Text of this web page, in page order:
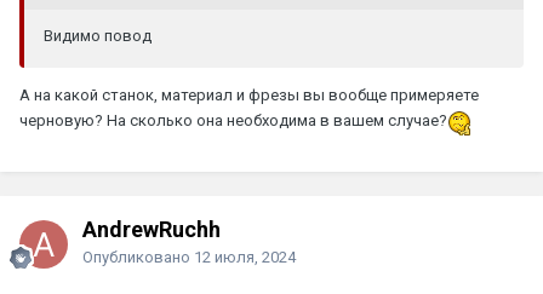
Видимо повод
А на какой станок, материал и фрезы вы вообще примеряете
черновую? На сколько она необходима в вашем случае?
AndrewRuchh
Опубликовано 12 июля, 2024